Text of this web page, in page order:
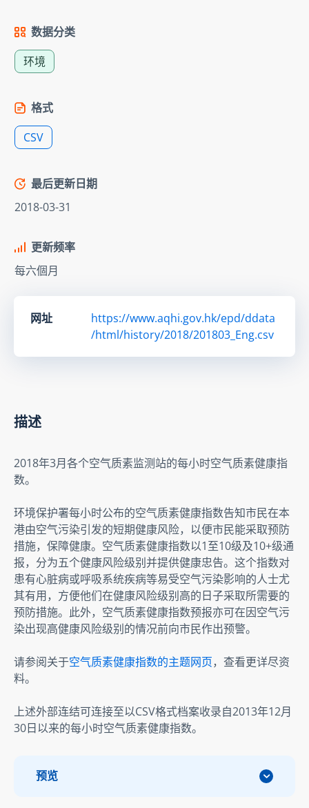
数据分类
环境
格式
CSV
最后更新日期
2018-03-31
更新频率
每六個月
网址
https://www.aqhi.gov.hk/epd/ddata
/html/history/2018/201803_Eng.csv
描述
2018年3月各个空气质素监测站的每小时空气质素健康指
数。
环境保护署每小时公布的空气质素健康指数告知市民在本
港由空气污染引发的短期健康风险，以便市民能采取预防
措施，保障健康。空气质素健康指数以1至10级及10+级通
报，分为五个健康风险级别并提供健康忠告。这个指数对
患有心脏病或呼吸系统疾病等易受空气污染影响的人士尤
其有用，方便他们在健康风险级别高的日子采取所需要的
预防措施。此外，空气质素健康指数预报亦可在因空气污
染出现高健康风险级别的情况前向市民作出预警。
请参阅关于空气质素健康指数的主题网页，查看更详尽资
料。
上述外部连结可连接至以CSV格式档案收录自2013年12月
30日以来的每小时空气质素健康指数。
预览